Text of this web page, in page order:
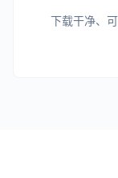
下载干净、